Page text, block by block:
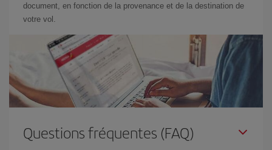
document, en fonction de la provenance et de la destination de
votre vol.
Questions fréquentes (FAQ)